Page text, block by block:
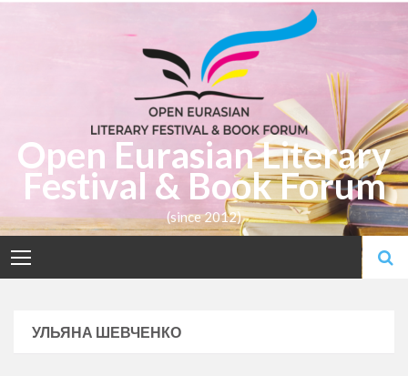
Open Eurasian Literary
Festival & Book Forum
(since 2012)
УЛЬЯНА ШЕВЧЕНКО